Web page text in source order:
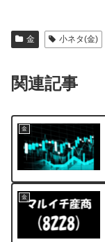
金 小ネタ(金)
関連記事
金
金